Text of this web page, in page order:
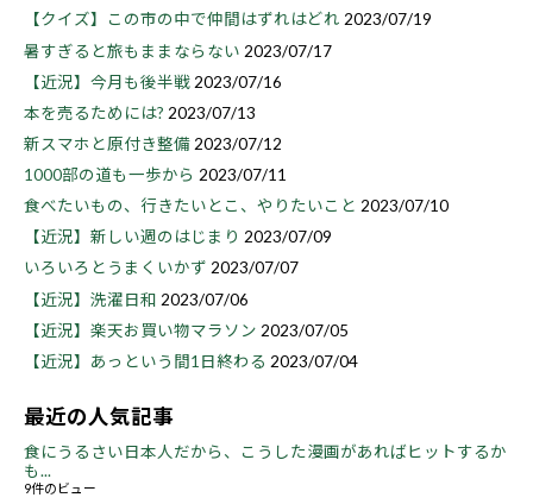
【クイズ】この市の中で仲間はずれはどれ 2023/07/19
暑すぎると旅もままならない 2023/07/17
【近況】今月も後半戦 2023/07/16
本を売るためには? 2023/07/13
新スマホと原付き整備 2023/07/12
1000部の道も一歩から 2023/07/11
食べたいもの、行きたいとこ、やりたいこと 2023/07/10
【近況】新しい週のはじまり 2023/07/09
いろいろとうまくいかず 2023/07/07
【近況】洗濯日和 2023/07/06
【近況】楽天お買い物マラソン 2023/07/05
【近況】あっという間1日終わる 2023/07/04
最近の人気記事
食にうるさい日本人だから、こうした漫画があればヒットするか
も...
9件のビュー